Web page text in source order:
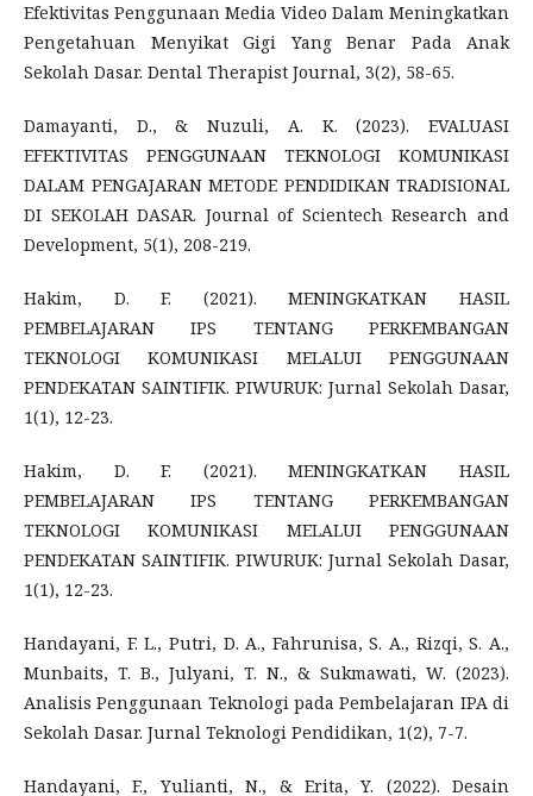
Efektivitas Penggunaan Media Video Dalam Meningkatkan
Pengetahuan Menyikat Gigi Yang Benar Pada Anak
Sekolah Dasar. Dental Therapist Journal, 3(2), 58-65.
Damayanti, D., & Nuzuli, A. K. (2023). EVALUASI
EFEKTIVITAS PENGGUNAAN TEKNOLOGI KOMUNIKASI
DALAM PENGAJARAN METODE PENDIDIKAN TRADISIONAL
DI SEKOLAH DASAR. Journal of Scientech Research and
Development, 5(1), 208-219.
Hakim, D. F. (2021). MENINGKATKAN HASIL
PEMBELAJARAN IPS TENTANG PERKEMBANGAN
TEKNOLOGI KOMUNIKASI MELALUI PENGGUNAAN
PENDEKATAN SAINTIFIK. PIWURUK: Jurnal Sekolah Dasar,
1(1), 12-23.
Hakim, D. F. (2021). MENINGKATKAN HASIL
PEMBELAJARAN IPS TENTANG PERKEMBANGAN
TEKNOLOGI KOMUNIKASI MELALUI PENGGUNAAN
PENDEKATAN SAINTIFIK. PIWURUK: Jurnal Sekolah Dasar,
1(1), 12-23.
Handayani, F. L., Putri, D. A., Fahrunisa, S. A., Rizqi, S. A.,
Munbaits, T. B., Julyani, T. N., & Sukmawati, W. (2023).
Analisis Penggunaan Teknologi pada Pembelajaran IPA di
Sekolah Dasar. Jurnal Teknologi Pendidikan, 1(2), 7-7.
Handayani, F., Yulianti, N., & Erita, Y. (2022). Desain